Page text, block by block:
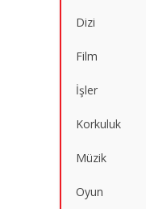
Dizi
Film
İşler
Korkuluk
Müzik
Oyun